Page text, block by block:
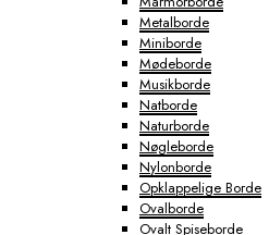
Metalborde
Miniborde
Mødeborde
Musikborde
Natborde
Naturborde
Nøgleborde
Nylonborde
Opklappelige Borde
Ovalborde
Ovalt Spiseborde